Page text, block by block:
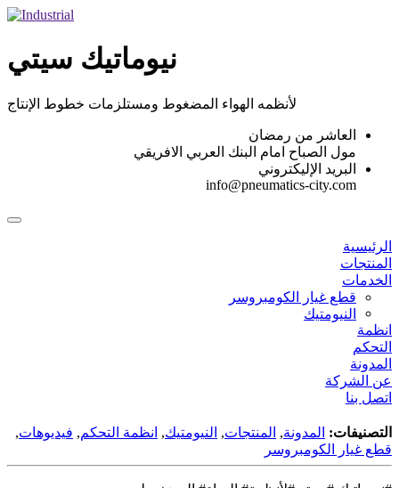
نيوماتيك سيتي
لأنظمه الهواء المضغوط ومستلزمات خطوط الإنتاج
العاشر من رمضان
مول الصباح امام البنك العربي الافريقي
البريد الإليكتروني
info@pneumatics-city.com
الرئيسية
المنتجات
الخدمات
قطع غيار الكومبروسر
النيومتيك
انظمة
التحكم
المدونة
عن الشركة
اتصل بنا
التصنيفات: المدونة, المنتجات, النيومتيك, انظمة التحكم, فيديوهات,
قطع غيار الكومبروسر